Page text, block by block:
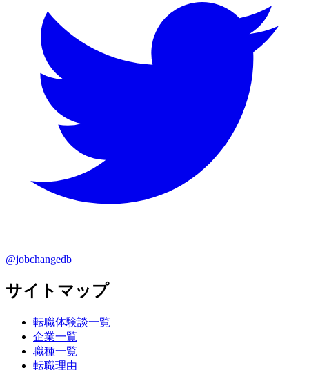
@jobchangedb
サイトマップ
転職体験談一覧
企業一覧
職種一覧
転職理由